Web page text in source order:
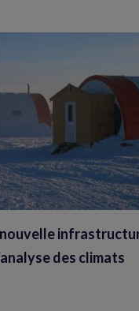
nouvelle
des climats